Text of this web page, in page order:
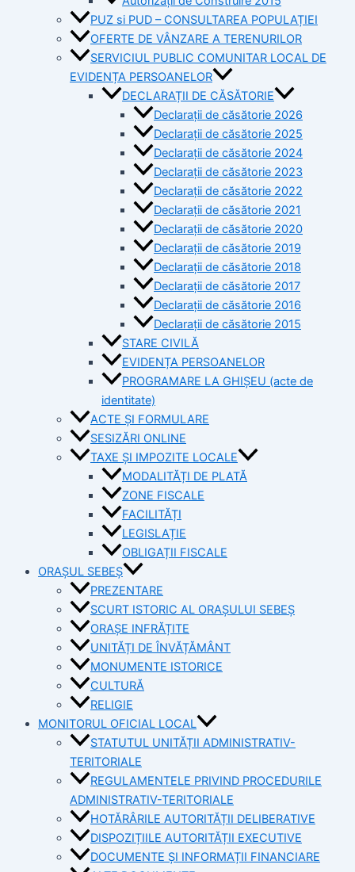
PUZ si PUD – CONSULTAREA POPULAȚIEI
OFERTE DE VÂNZARE A TERENURILOR
SERVICIUL PUBLIC COMUNITAR LOCAL DE
EVIDENȚA PERSOANELOR
DECLARAȚII DE CĂSĂTORIE
Declarații de căsătorie 2026
Declarații de căsătorie 2025
Declarații de căsătorie 2024
Declarații de căsătorie 2023
Declarații de căsătorie 2022
Declarații de căsătorie 2021
Declarații de căsătorie 2020
Declarații de căsătorie 2019
Declarații de căsătorie 2018
Declarații de căsătorie 2017
Declarații de căsătorie 2016
Declarații de căsătorie 2015
STARE CIVILĂ
EVIDENȚA PERSOANELOR
PROGRAMARE LA GHIȘEU (acte de
identitate)
ACTE ȘI FORMULARE
SESIZĂRI ONLINE
TAXE ȘI IMPOZITE LOCALE
MODALITĂȚI DE PLATĂ
ZONE FISCALE
FACILITĂȚI
LEGISLAȚIE
OBLIGAȚII FISCALE
ORAȘUL SEBEȘ
PREZENTARE
SCURT ISTORIC AL ORAȘULUI SEBEȘ
ORAȘE INFRĂȚITE
UNITĂȚI DE ÎNVĂȚĂMÂNT
MONUMENTE ISTORICE
CULTURĂ
RELIGIE
MONITORUL OFICIAL LOCAL
STATUTUL UNITĂȚII ADMINISTRATIV-
TERITORIALE
REGULAMENTELE PRIVIND PROCEDURILE
ADMINISTRATIV-TERITORIALE
HOTĂRÂRILE AUTORITĂȚII DELIBERATIVE
DISPOZIȚIILE AUTORITĂȚII EXECUTIVE
DOCUMENTE ȘI INFORMAȚII FINANCIARE